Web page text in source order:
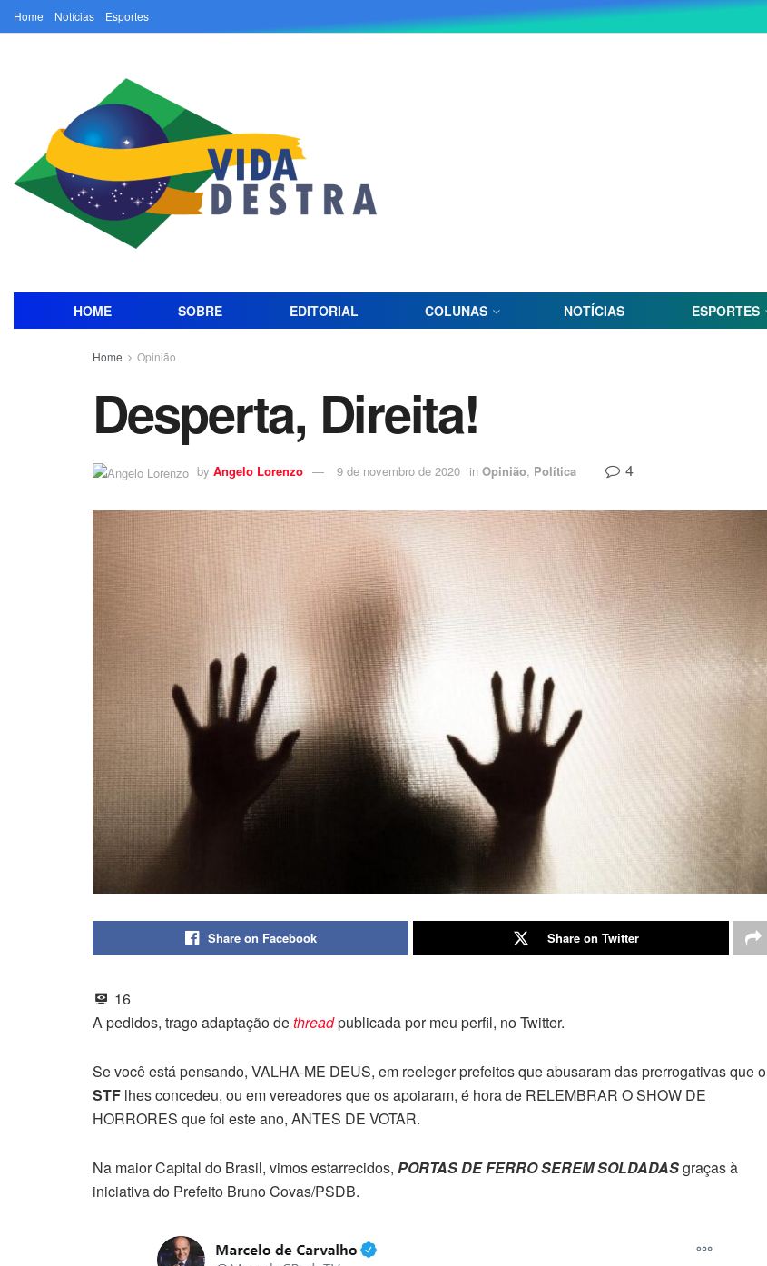
Home Notícias Esportes
HOME SOBRE EDITORIAL COLUNAS NOTÍCIAS ESPORTES
Home Opinião
Desperta, Direita!
by Angelo Lorenzo 9 de novembro de 2020 in Opinião, Política 4
Share on Facebook Share on Twitter
16
A pedidos, trago adaptação dethreadpublicada por meu perfil, no Twitter.
Se você está pensando, VALHA-ME DEUS, em reeleger prefeitos que abusaram das prerrogativas que o
STF lhes concedeu, ou em vereadores que os apoiaram, é hora de RELEMBRAR O SHOW DE
HORRORES que foi este ano, ANTES DE VOTAR.
Na maior Capital do Brasil, vimos estarrecidos, PORTAS DE FERRO SEREM SOLDADASgraças à
iniciativa do Prefeito Bruno Covas/PSDB.